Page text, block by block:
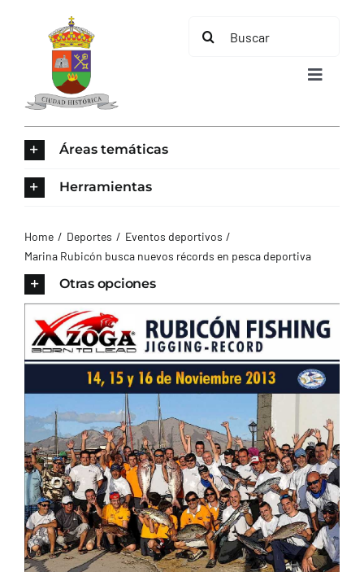
contenido
Buscar:
Toggle
AYUNTAMIENTO
TURISMO
Áreas temáticas
Herramientas
Home Deportes
Eventos deportivos
Marina Rubicón busca nuevos récords en pesca deportiva
Otras opciones